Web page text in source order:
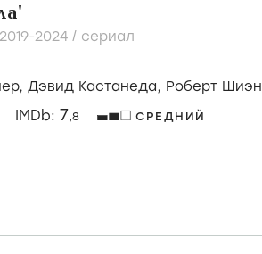
2019-2024 / сериал
Дэвид Кастанеда, Роберт Шиэн
IMDb: 7,8 СРЕДНИЙ